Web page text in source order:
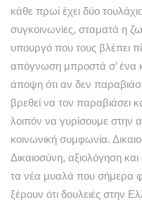
κάθε πρωί έχει δύο
συγκοινωνίες, σταματά η
υπουργό που τους βλέπει
απόγνωση μπροστά σ’ ένα
άποψη ότι αν δεν
βρεθεί να τον παραβιάσει
λοιπόν να γυρίσουμε στην
κοινωνική συμφωνία.
Δικαιοσύνη, αξιολόγηση
τα νέα μυαλά που σήμερα
ξέρουν ότι δουλειές στην